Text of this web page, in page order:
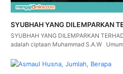
SYUBHAH YANG DILEMPARKAN
SYUBHAH YANG DILEMPARKAN
adalah ciptaan Muhammad S.A.W